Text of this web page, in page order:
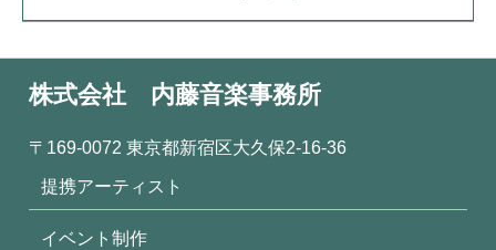
株式会社 内藤音楽事務所
〒169-0072 東京都新宿区大久保2-16-36
提携アーティスト
イベント制作